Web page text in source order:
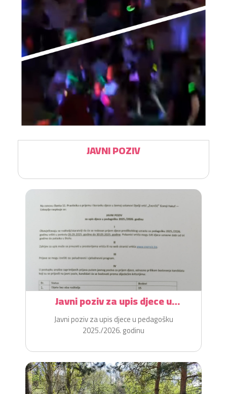
JAVNI POZIV
Javni poziv za upis djece u
pedagošku 2025./2026. godinu
Javni poziv za upis djece u pedagošku
2025./2026. godinu